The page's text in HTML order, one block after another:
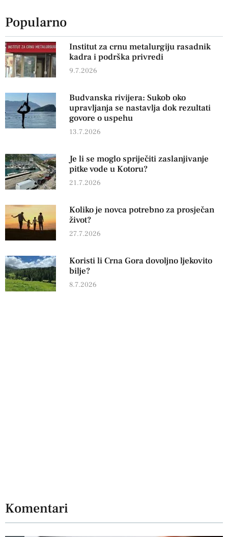
Popularno
Institut za crnu metalurgiju rasadnik
kadra i podrška privredi
9.7.2026
Budvanska rivijera: Sukob oko
upravljanja se nastavlja dok rezultati
govore o uspehu
13.7.2026
Je li se moglo spriječiti zaslanjivanje
pitke vode u Kotoru?
21.7.2026
Koliko je novca potrebno za prosječan
život?
27.7.2026
Koristi li Crna Gora dovoljno ljekovito
bilje?
8.7.2026
Komentari